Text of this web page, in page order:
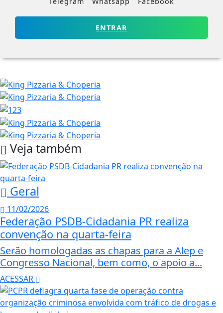
ENTRAR
Veja também
Geral
11/02/2026
Federação PSDB-Cidadania PR realiza
convenção na quarta-feira
Serão homologadas as chapas para a Alep e
Congresso Nacional, bem como, o apoio a...
ACESSAR